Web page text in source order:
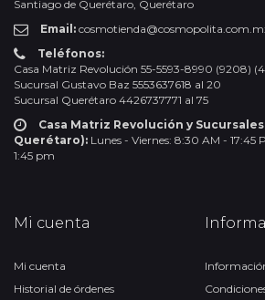
Santiago de Querétaro, Querétaro
Email:
Teléfonos:
Casa Matriz Revolución 55-5593-8990 (9208)
Sucursal Gustavo Baz 5553637618 al 20
Sucursal Querétaro 4426737771 al 75
Casa Matriz Revolución y
Querétaro): Lunes - Viernes: 8:30 AM -
1:45 pm
Mi cuenta
Mi cuenta
Historial de órdenes